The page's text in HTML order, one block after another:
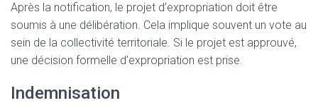
Après la notification, le projet d’expropriation doit être
soumis à une délibération. Cela implique souvent un vote au
sein de la collectivité territoriale. Si le projet est approuvé,
une décision formelle d’expropriation est prise.
Indemnisation